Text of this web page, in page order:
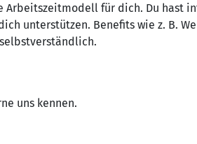
für dich. Du hast
unterstützen. Benefits wie z. B.
uns kennen.